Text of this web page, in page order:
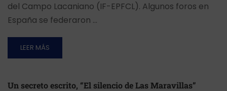
del Campo Lacaniano (IF-EPFCL). Algunos foros en
España se federaron …
LEER MÁS
Un secreto escrito, “El silencio de Las Maravillas”